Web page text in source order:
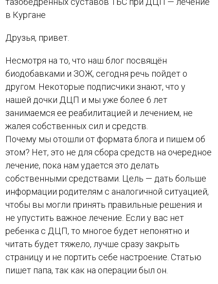
Друзья, привет.
Несмотря на то, что наш блог посвящён
биодобавками и ЗОЖ, сегодня речь пойдет о
другом. Некоторые подписчики знают, что у
нашей дочки ДЦП и мы уже более 6 лет
занимаемся ее реабилитацией и лечением, не
жалея собственных сил и средств.
Почему мы отошли от формата блога и пишем об
этом? Нет, это не для сбора средств на очередное
лечение, пока нам удается это делать
собственными средствами. Цель — дать больше
информации родителям с аналогичной ситуацией,
чтобы вы могли принять правильные решения и
не упустить важное лечение. Если у вас нет
ребенка с ДЦП, то многое будет непонятно и
читать будет тяжело, лучше сразу закрыть
страницу и не портить себе настроение. Статью
пишет папа, так как на операции был он.